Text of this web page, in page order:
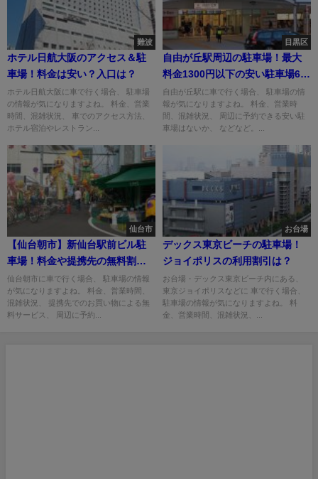
難波
ホテル日航大阪のアクセス＆駐
車場！料金は安い？入口は？
ホテル日航大阪に車で行く場合、 駐車場
の情報が気になりますよね。 料金、営業
時間、混雑状況、 車でのアクセス方法、
ホテル宿泊やレストラン...
目黒区
自由が丘駅周辺の駐車場！最大
料金1300円以下の安い駐車場6
選！
自由が丘駅に車で行く場合、 駐車場の情
報が気になりますよね。 料金、営業時
間、混雑状況、 周辺に予約できる安い駐
車場はないか、 などなど。...
仙台市
【仙台朝市】新仙台駅前ビル駐
車場！料金や提携先の無料割引
は？
仙台朝市に車で行く場合、 駐車場の情報
が気になりますよね。 料金、営業時間、
混雑状況、 提携先でのお買い物による無
料サービス、 周辺に予約...
お台場
デックス東京ビーチの駐車場！
ジョイポリスの利用割引は？
お台場・デックス東京ビーチ内にある、
東京ジョイポリスなどに 車で行く場合、
駐車場の情報が気になりますよね。 料
金、営業時間、混雑状況、...